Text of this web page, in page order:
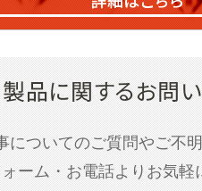
についてのご質問やご不
ーム・お電話よりお気軽